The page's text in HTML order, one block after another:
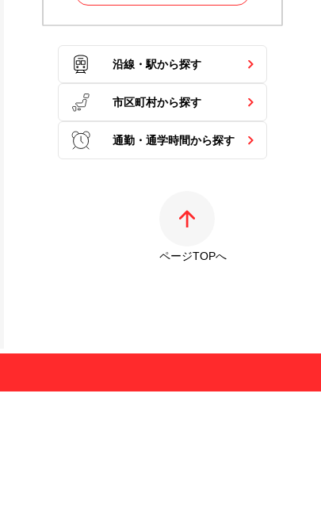
沿線・駅から探す
市区町村から探す
通勤・通学時間から探す
ページTOPへ